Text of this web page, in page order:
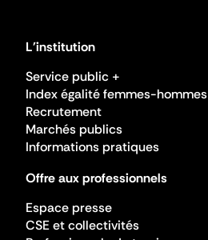
L'institution
Service public +
Index égalité femmes-hommes
Recrutement
Marchés publics
Informations pratiques
Offre aux professionnels
Espace presse
CSE et collectivités